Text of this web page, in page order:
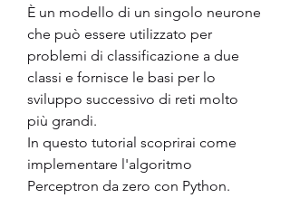
È un modello di un singolo neurone
che può essere utilizzato per
problemi di classificazione a due
classi e fornisce le basi per lo
sviluppo successivo di reti molto
più grandi.
In questo tutorial scoprirai come
implementare l'algoritmo
Perceptron da zero con Python.